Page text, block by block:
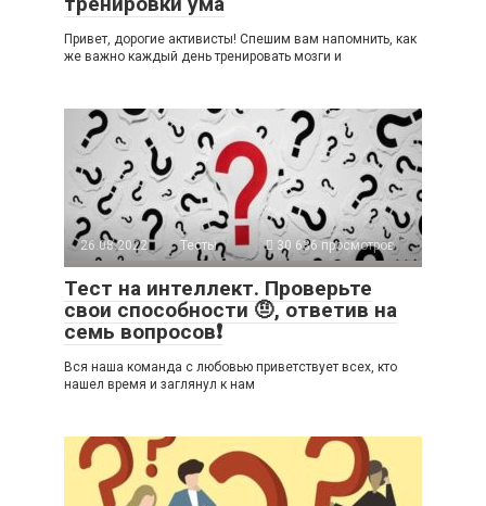
Привет, дорогие активисты! Спешим вам напомнить, как
же важно каждый день тренировать мозги и
26.08.2022 Тесты 30 636 просмотров
Тест на интеллект. Проверьте
свои способности 🤨, ответив на
семь вопросов❗
Вся наша команда с любовью приветствует всех, кто
нашел время и заглянул к нам